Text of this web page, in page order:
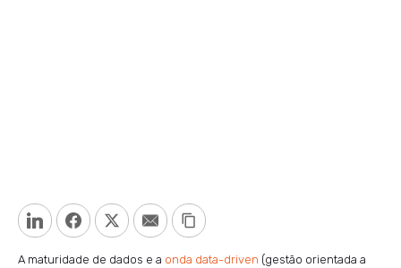
LinkedInFacebookTwitterEmail Copy Link
A maturidade de dados e a onda data-driven (gestão orientada a